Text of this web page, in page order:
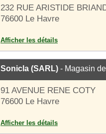
232 RUE ARISTIDE
76600 Le Havre
Afficher les détails
Sonicla (SARL) - Magasin
91 AVENUE RENE COTY
76600 Le Havre
Afficher les détails